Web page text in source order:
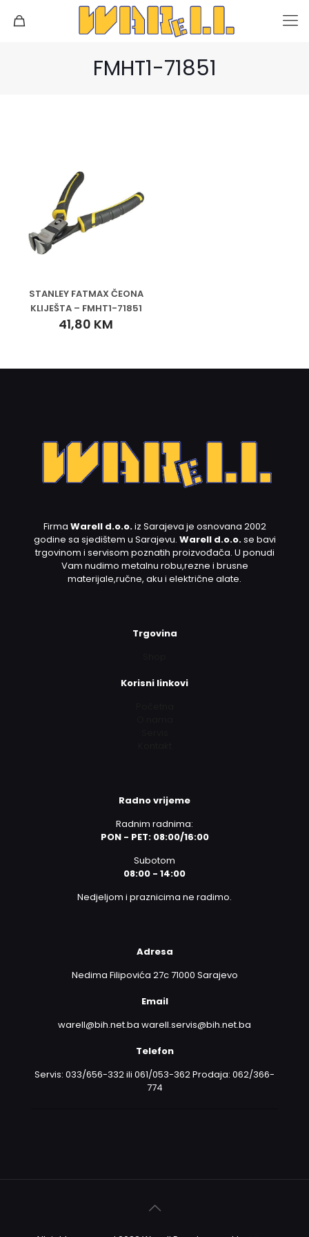
FMHT1-71851
STANLEY FATMAX ČEONA
KLIJEŠTA – FMHT1-71851
41,80 KM
Firma Warell d.o.o.iz Sarajeva je osnovana 2002
godine sa sjedištem u Sarajevu. Warell d.o.o.se bavi
trgovinom i servisom poznatih proizvođača. U ponudi
Vam nudimo metalnu robu,rezne i brusne
materijale,ručne, aku i električne alate.
Trgovina
Korisni linkovi
Radno vrijeme
Radnim radnima:
PON - PET: 08:00/16:00
Subotom
08:00 - 14:00
Nedjeljom i praznicima ne radimo.
Adresa
Nedima Filipovića 27c 71000 Sarajevo
Email
warell@bih.net.ba warell.servis@bih.net.ba
Telefon
Servis: 033/656-332 ili 061/053-362 Prodaja: 062/366-
774